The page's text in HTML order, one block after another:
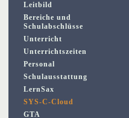
Leitbild
Bereiche und
Schulabschlüsse
Unterricht
Unterrichtszeiten
Personal
Schulausstattung
LernSax
SYS-C-Cloud
GTA